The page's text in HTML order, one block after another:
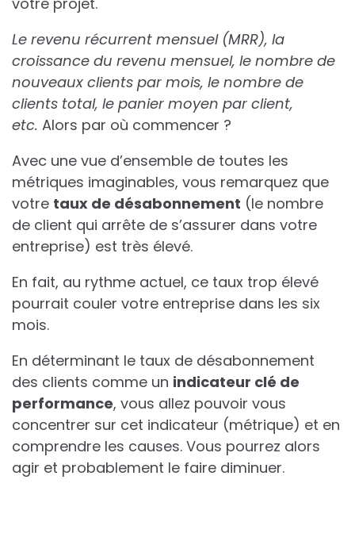
Le revenu récurrent mensuel (MRR), la
croissance du revenu mensuel, le nombre de
nouveaux clients par mois, le nombre de
clients total, le panier moyen par client,
etc. Alors par où commencer ?
Avec une vue d’ensemble de toutes les
métriques imaginables, vous remarquez que
votre taux de désabonnement (le nombre
de client qui arrête de s’assurer dans votre
entreprise) est très élevé.
En fait, au rythme actuel, ce taux trop élevé
pourrait couler votre entreprise dans les six
mois.
En déterminant le taux de désabonnement
des clients comme un indicateur clé de
performance, vous allez pouvoir vous
concentrer sur cet indicateur (métrique) et en
comprendre les causes. Vous pourrez alors
agir et probablement le faire diminuer.